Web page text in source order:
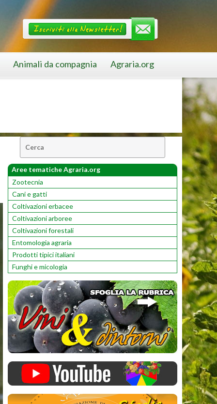
Animali da compagnia Agraria.org
Aree tematiche Agraria.org
Zootecnia
Cani e gatti
Coltivazioni erbacee
Coltivazioni arboree
Coltivazioni forestali
Entomologia agraria
Prodotti tipici italiani
Funghi e micologia